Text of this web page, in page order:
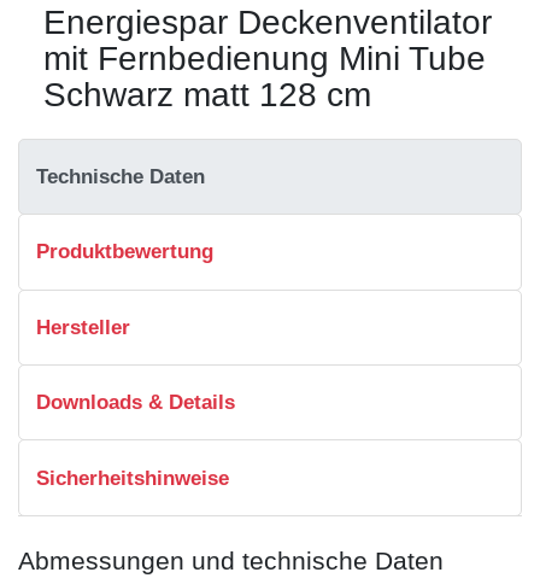
Energiespar Deckenventilator
mit Fernbedienung Mini Tube
Schwarz matt 128 cm
Technische Daten
Produktbewertung
Hersteller
Downloads & Details
Sicherheitshinweise
Abmessungen und technische Daten